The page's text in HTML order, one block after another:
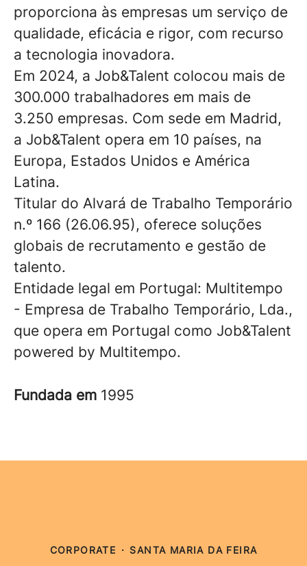
proporciona às empresas um serviço de
qualidade, eficácia e rigor, com recurso
a tecnologia inovadora.
Em 2024, a Job&Talent colocou mais de
300.000 trabalhadores em mais de
3.250 empresas. Com sede em Madrid,
a Job&Talent opera em 10 países, na
Europa, Estados Unidos e América
Latina.
Titular do Alvará de Trabalho Temporário
n.º 166 (26.06.95), oferece soluções
globais de recrutamento e gestão de
talento.
Entidade legal em Portugal: Multitempo
- Empresa de Trabalho Temporário, Lda.,
que opera em Portugal como Job&Talent
powered by Multitempo.
Fundada em 1995
CORPORATE · SANTA MARIA DA FEIRA